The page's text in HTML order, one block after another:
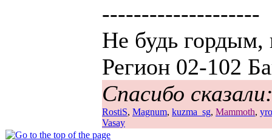
--------------------
Не будь гордым,
Регион 02-102
Спасибо
RostiS, Magnum, kuzma_sg, Mammoth,
Vasay